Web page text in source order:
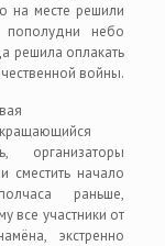
на месте решили
небо
решила оплакать
войны.
организаторы
сместить начало
раньше,
все участники от
экстренно